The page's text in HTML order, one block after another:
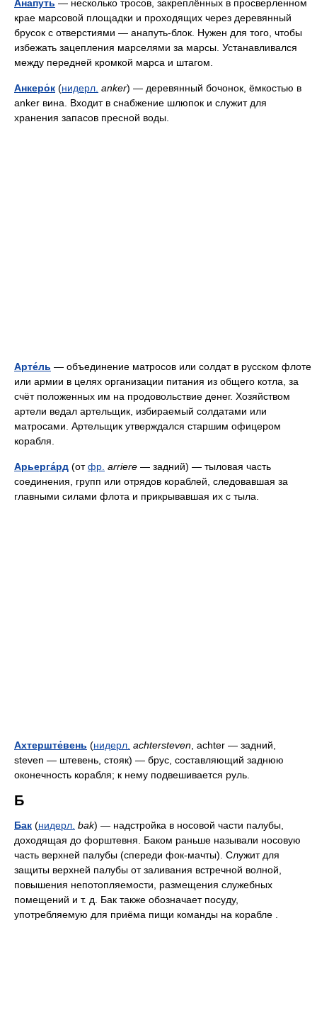
А́напуть — несколько тросов, закреплённых в просверленном
крае марсовой площадки и проходящих через деревянный
брусок с отверстиями — анапуть-блок. Нужен для того, чтобы
избежать зацепления марселями за марсы. Устанавливался
между передней кромкой марса и штагом.
Анкеро́к (нидерл. anker) — деревянный бочонок, ёмкостью в
anker вина. Входит в снабжение шлюпок и служит для
хранения запасов пресной воды.
Арте́ль — объединение матросов или солдат в русском флоте
или армии в целях организации питания из общего котла, за
счёт положенных им на продовольствие денег. Хозяйством
артели ведал артельщик, избираемый солдатами или
матросами. Артельщик утверждался старшим офицером
корабля.
Арьерга́рд (отфр. arriere — задний) — тыловая часть
соединения, групп или отрядов кораблей, следовавшая за
главными силами флота и прикрывавшая их с тыла.
Ахтерште́вень (нидерл. achtersteven achter — задний,
steven — штевень, стояк) — брус, составляющий заднюю
оконечность корабля; к нему подвешивается руль.
Б
Бак (нидерл. bak) — надстройка в носовой части палубы,
доходящая до форштевня. Баком раньше называли носовую
часть верхней палубы (спереди фок-мачты). Служит для
защиты верхней палубы от заливания встречной волной,
повышения непотопляемости, размещения служебных
помещений и т. д.
Бак также обозначает посуду,
употребляемую для приёма пищи команды на корабле .